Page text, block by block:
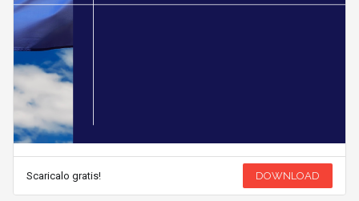
Scaricalo gratis! DOWNLOAD